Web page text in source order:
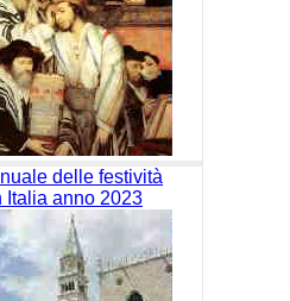
delle festività
Italia anno 2023